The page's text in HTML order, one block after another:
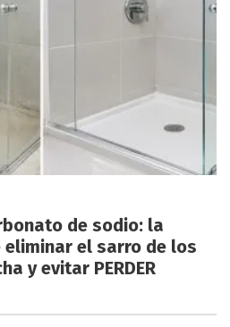
de sodio: la
eliminar el sarro de los
y evitar PERDER